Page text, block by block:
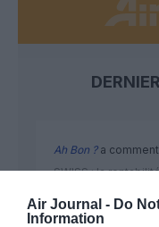
Air Journal - Do
Information
Ah Bon ?a
SWISS : la